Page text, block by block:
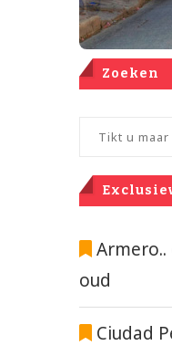
Zoeken
oud
Ciudad